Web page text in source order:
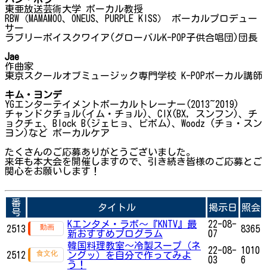
東亜放送芸術大学 ボーカル教授
RBW（MAMAMOO、ONEUS、PURPLE KISS） ボーカルプロデュー
サー
ラブリーボイスクワイア(グローバルK-POP子供合唱団)団長
Jae
作曲家
東京スクールオブミュージック専門学校 K-POPボーカル講師
キム・ヨンデ
YGエンターテイメントボーカルトレーナー(2013~2019)
チャンドクチョル(イム・チョル)、CIX(BX, スンフン)、チ
ョクチェ、Block B(ジェヒョ、ビボム)、Woodz (チョ・スン
ヨン)など ボーカルケア
たくさんのご応募ありがとうございました。
来年も本大会を開催しますので、引き続き皆様のご応募とご
関心をお願いします！
番
号
タイトル 掲示日 照会
2513
Kエンタメ・ラボ～『KNTV』最
新おすすめプログラム
22-08-
07
8365
2512
韓国料理教室〜冷製スープ（ネ
ングッ）を自分で作ってみよ
う！
22-08-
03
1010
6